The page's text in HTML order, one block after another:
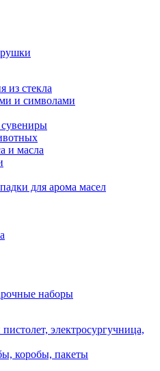
из стекла
и символами
и масла
для арома масел
наборы
электросургучница,
коробы, пакеты